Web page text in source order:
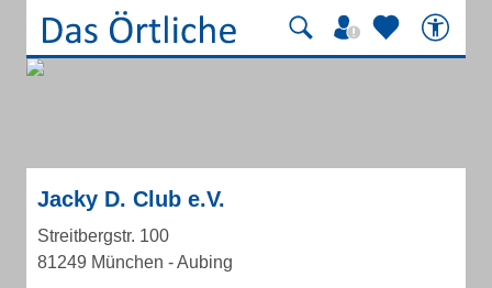
Jacky D. Club e.V.
Streitbergstr. 100
81249 München - Aubing